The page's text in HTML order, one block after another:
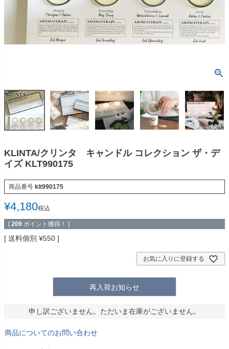
KLINTA/クリンタ キャンドル コレクション ザ・デ
イズ KLT990175
商品番号 klt990175
¥4,180税込
[ 209 ポイント獲得！ ]
送料個別 ¥550
お気に入りに登録する
再入荷お知らせ
申し訳ございません。ただいま在庫がございません。
商品についてのお問い合わせ